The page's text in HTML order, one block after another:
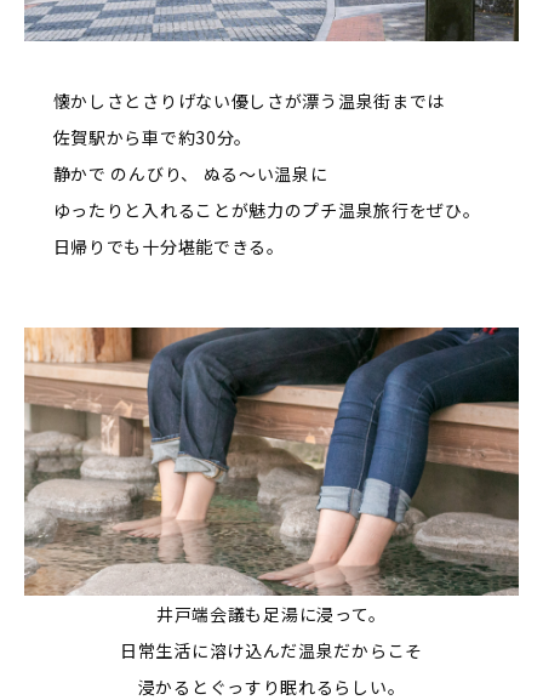
懐かしさとさりげない優しさが漂う温泉街までは
佐賀駅から車で約30分。
静かで のんびり、 ぬる～い温泉に
ゆったりと入れることが魅力のプチ温泉旅行をぜひ。
日帰りでも十分堪能できる。
井戸端会議も足湯に浸って。
日常生活に溶け込んだ温泉だからこそ
浸かるとぐっすり眠れるらしい。